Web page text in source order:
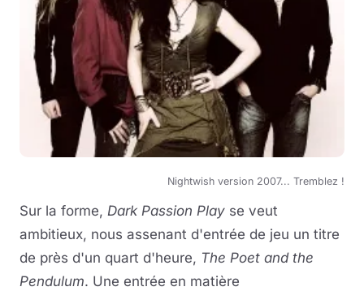
Nightwish version 2007... Tremblez !
Sur la forme, Dark Passion Play se veut
ambitieux, nous assenant d'entrée de jeu un titre
de près d'un quart d'heure, The Poet and the
Pendulum. Une entrée en matière